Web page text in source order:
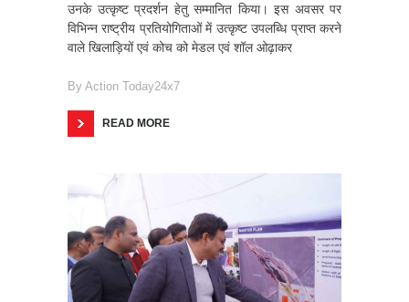
उनके उत्कृष्ट प्रदर्शन हेतु सम्मानित किया। इस अवसर पर
विभिन्न राष्ट्रीय प्रतियोगिताओं में उत्कृष्ट उपलब्धि प्राप्त करने
वाले खिलाड़ियों एवं कोच को मेडल एवं शॉल ओढ़ाकर
By Action Today24x7
READ MORE